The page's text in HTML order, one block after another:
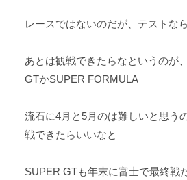
レースではないのだが、テストな
あとは観戦できたらなというのが
GTかSUPER FORMULA
流石に4月と5月のは難しいと思う
戦できたらいいなと
SUPER GTも年末に富士で最終戦